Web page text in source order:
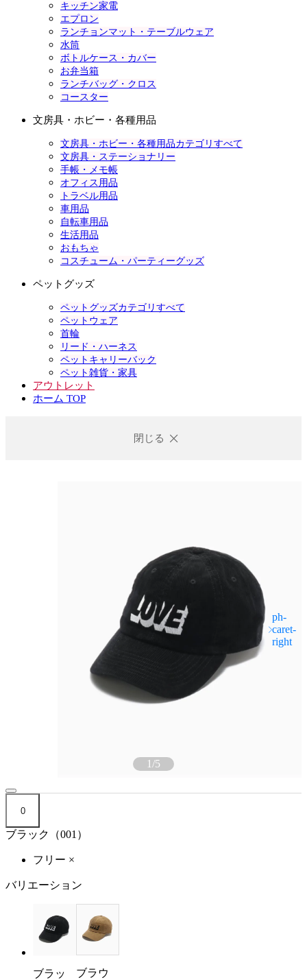
キッチン家電
エプロン
ランチョンマット・テーブルウェア
水筒
ボトルケース・カバー
お弁当箱
ランチバッグ・クロス
コースター
文房具・ホビー・各種用品
文房具・ホビー・各種用品カテゴリすべて
文房具・ステーショナリー
手帳・メモ帳
オフィス用品
トラベル用品
車用品
自転車用品
生活用品
おもちゃ
コスチューム・パーティーグッズ
ペットグッズ
ペットグッズカテゴリすべて
ペットウェア
首輪
リード・ハーネス
ペットキャリーバック
ペット雑貨・家具
アウトレット
ホーム TOP
閉じる
1/5
0
ブラック（001）
フリー ×
バリエーション
ブラッ
ブラウ